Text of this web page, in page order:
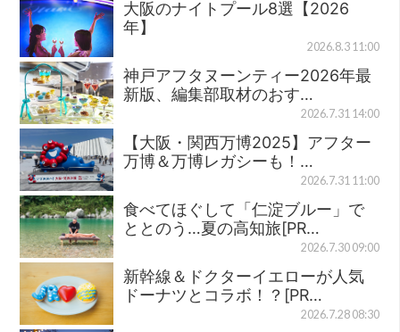
大阪のナイトプール8選【2026
年】
2026.8.3 11:00
神戸アフタヌーンティー2026年最
新版、編集部取材のおす…
2026.7.31 14:00
【大阪・関西万博2025】アフター
万博＆万博レガシーも！…
2026.7.31 11:00
食べてほぐして「仁淀ブルー」で
ととのう…夏の高知旅[PR…
2026.7.30 09:00
新幹線＆ドクターイエローが人気
ドーナツとコラボ！？[PR…
2026.7.28 08:30